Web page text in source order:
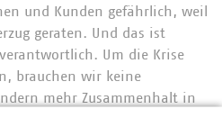
und Kunden gefährlich, weil
geraten. Und das ist
Um die Krise
brauchen wir keine
mehr Zusammenhalt in